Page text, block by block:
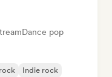
Dance pop
Indie rock